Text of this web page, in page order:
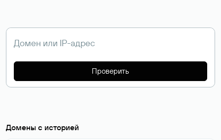
Проверить
Домены с историей